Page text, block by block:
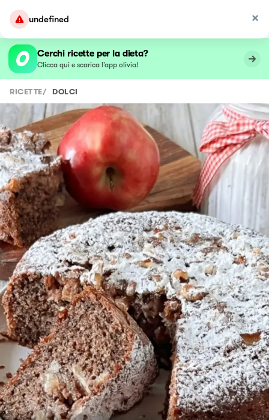
undefined
Cerchi ricette per la dieta?
Clicca qui e scarica l’app olivia!
RICETTE/ DOLCI